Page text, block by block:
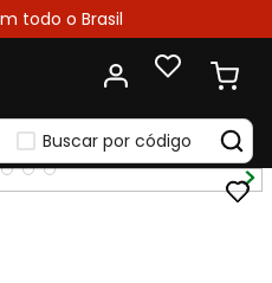
todo o Brasil
Buscar por código